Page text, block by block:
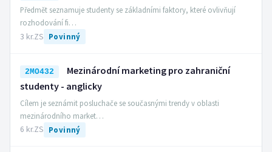
Předmět seznamuje studenty se základními faktory, které ovlivňují
rozhodování fi…
3 kr.ZS Povinný
2MO432
Mezinárodní marketing pro zahraniční
studenty - anglicky
Cílem je seznámit posluchače se současnými trendy v oblasti
mezinárodního market…
6 kr.ZS Povinný